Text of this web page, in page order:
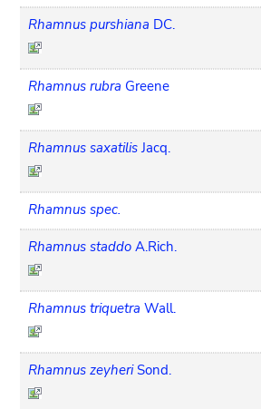
Rhamnus purshiana DC.
Rhamnus rubra Greene
Rhamnus saxatilis Jacq.
Rhamnus spec.
Rhamnus staddo A.Rich.
Rhamnus triquetra Wall.
Rhamnus zeyheri Sond.